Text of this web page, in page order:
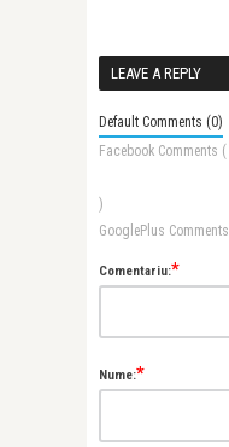
LEAVE A REPLY
Default Comments (0)
Facebook Comments (
)
GooglePlus Comments
Comentariu:*
Nume:*